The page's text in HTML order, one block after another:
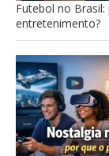
Futebol no
entretenimento?